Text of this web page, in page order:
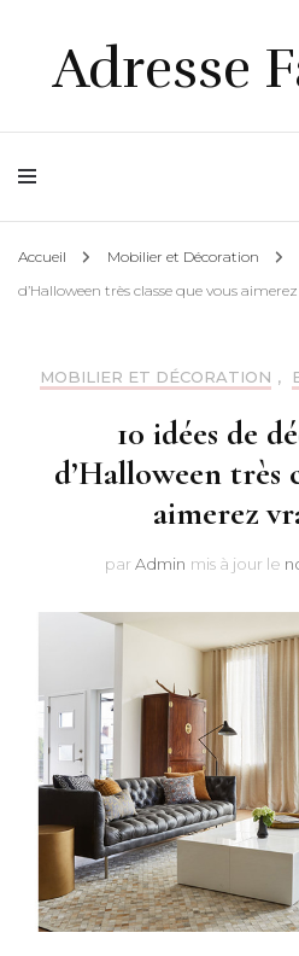
Adresse
Accueil Mobilier et Décoration
d’Halloween très classe que vous
MOBILIER ET DÉCORATION ,
10 idées de
d’Halloween très
aimerez
par Admin mis à jour le